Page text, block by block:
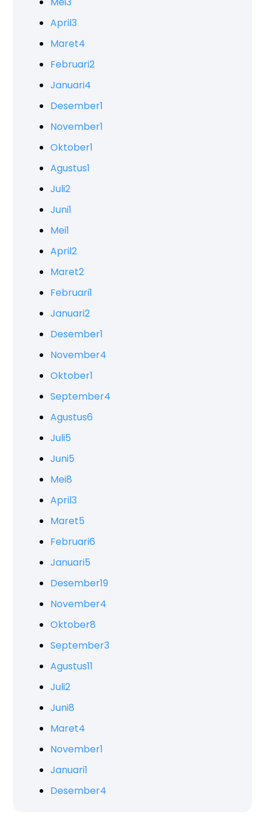
April3
Maret4
Februari2
Januari4
Desember1
November1
Oktober1
Agustus1
Juli2
Juni1
Mei1
April2
Maret2
Februari1
Januari2
Desember1
November4
Oktober1
September4
Agustus6
Juli5
Juni5
Mei8
April3
Maret5
Februari6
Januari5
Desember19
November4
Oktober8
September3
Agustus11
Juli2
Juni8
Maret4
November1
Januari1
Desember4